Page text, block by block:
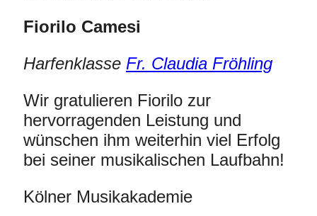
Fiorilo Camesi
Harfenklasse Fr. Claudia Fröhling
Wir gratulieren Fiorilo zur
hervorragenden Leistung und
wünschen ihm weiterhin viel Erfolg
bei seiner musikalischen Laufbahn!
Kölner Musikakademie